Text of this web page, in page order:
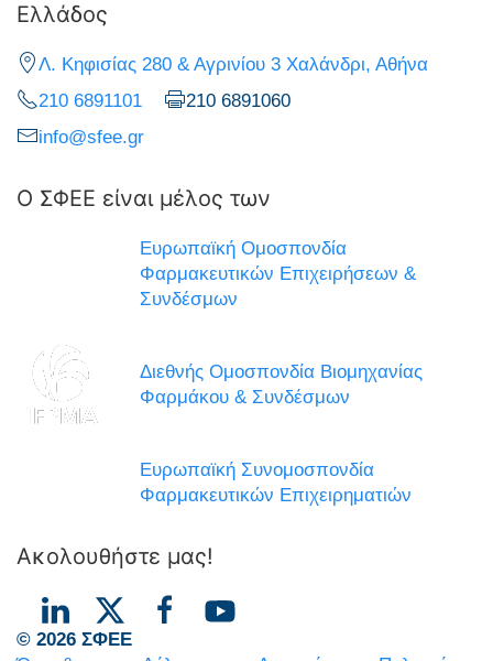
Ελλάδος
Λ. Κηφισίας 280 & Αγρινίου 3 Χαλάνδρι, Αθήνα
210 6891101
210 6891060
info@sfee.gr
Ο ΣΦΕΕ είναι μέλος των
Ευρωπαϊκή Ομοσπονδία
Φαρμακευτικών Επιχειρήσεων &
Συνδέσμων
Διεθνής Ομοσπονδία Βιομηχανίας
Φαρμάκου & Συνδέσμων
Ευρωπαϊκή Συνομοσπονδία
Φαρμακευτικών Επιχειρηματιών
Ακολουθήστε μας!
© 2026 ΣΦΕΕ